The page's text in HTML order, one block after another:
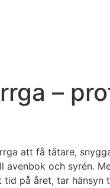
–
att få tätare,
och syrén.
på året, tar